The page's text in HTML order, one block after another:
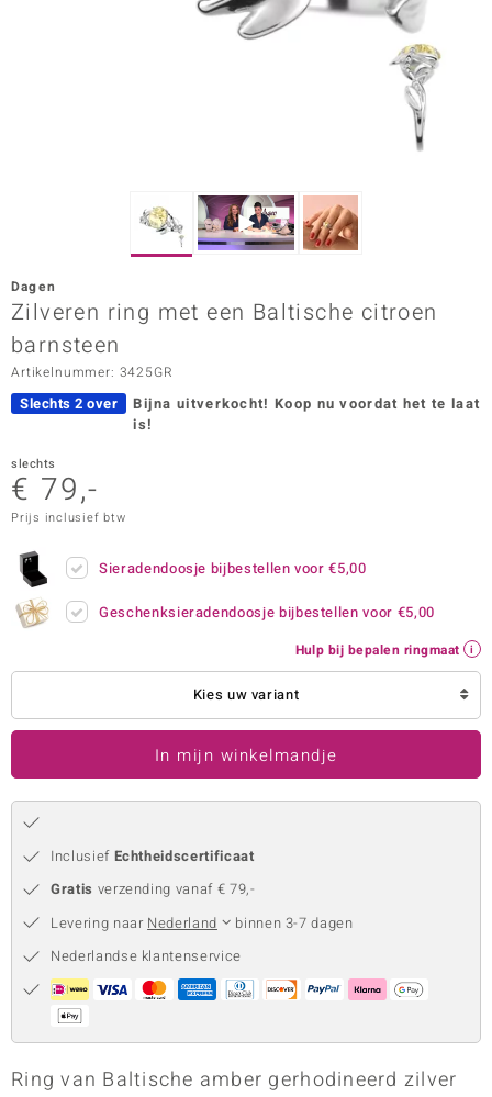
Vogue
Dagen
Zilveren ring met een Baltische citroen
barnsteen
Artikelnummer: 3425GR
Slechts 2 over Bijna uitverkocht! Koop nu voordat het te laat
is!
slechts
€ 79,-
Prijs inclusief btw
Sieradendoosje bijbestellen voor€5,00
Geschenksieradendoosje bijbestellen voor €5,00
Hulp bij bepalen ringmaat
Kies uw variant
In mijn winkelmandje
Inclusief Echtheidscertificaat
Gratis verzending vanaf € 79,-
Levering naar Nederland
binnen 3-7 dagen
Nederlandse klantenservice
Ring van Baltische amber gerhodineerd zilver